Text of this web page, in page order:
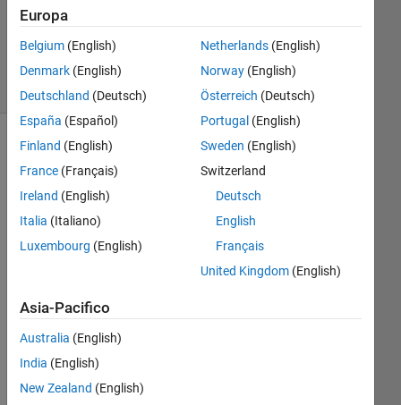
16 Dic
2025
14
Visualizzazioni
(30 giorni)
nos
día
Europa
Belgium (English)
Denmark (English)
Deutschland (Deutsch)
España (Español)
Finland (English)
France (Français)
Ireland (English)
Italia (Italiano)
Luxembourg (English)
Netherlands(English)
Norway(English)
Österreich (Deutsch)
Portugal (English)
Sweden (English)
Switzerland
Deutsch
English
Français
United Kingdom(English)
Asia-Pacifico
Australia (English)
India (English)
New Zealand (English)